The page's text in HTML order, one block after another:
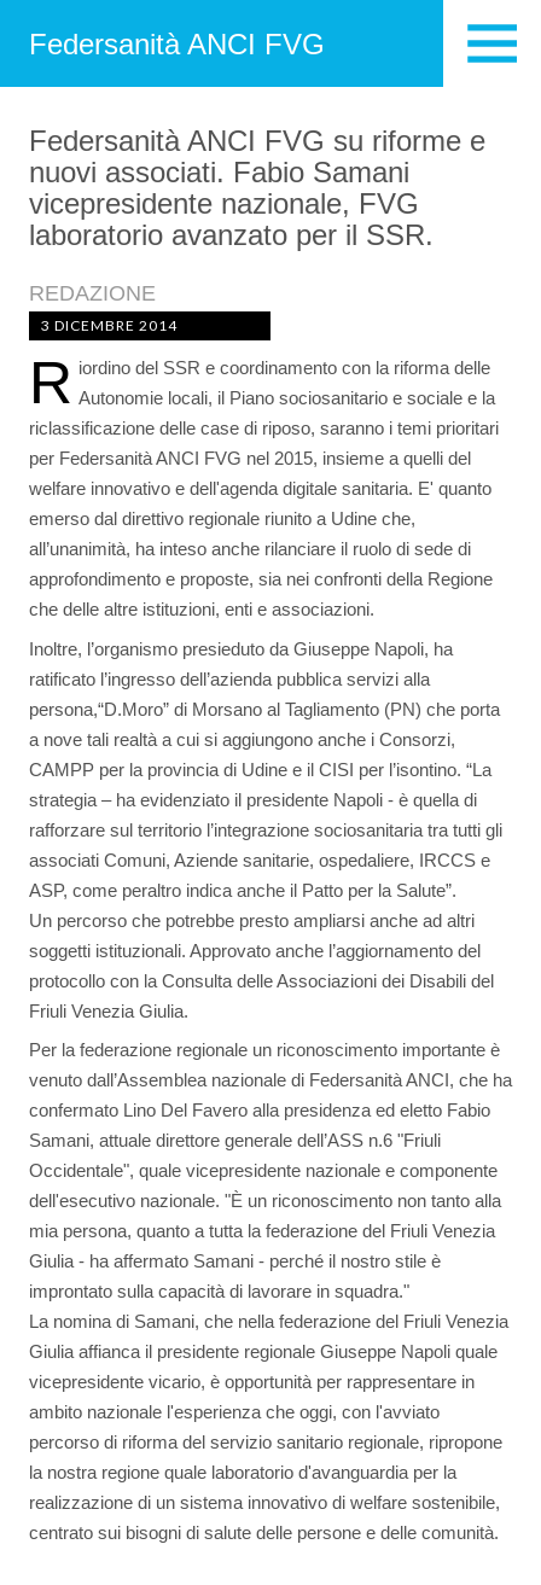
Federsanità ANCI FVG
Federsanità ANCI FVG su riforme e
nuovi associati. Fabio Samani
vicepresidente nazionale, FVG
laboratorio avanzato per il SSR.
REDAZIONE
3 DICEMBRE 2014
R iordino del SSR e coordinamento con la riforma delle
Autonomie locali, il Piano sociosanitario e sociale e la
riclassificazione delle case di riposo, saranno i temi prioritari
per Federsanità ANCI FVG nel 2015, insieme a quelli del
welfare innovativo e dell'agenda digitale sanitaria. E' quanto
emerso dal direttivo regionale riunito a Udine che,
all’unanimità, ha inteso anche rilanciare il ruolo di sede di
approfondimento e proposte, sia nei confronti della Regione
che delle altre istituzioni, enti e associazioni.
Inoltre, l’organismo presieduto da Giuseppe Napoli, ha
ratificato l’ingresso dell’azienda pubblica servizi alla
persona,“D.Moro” di Morsano al Tagliamento (PN) che porta
a nove tali realtà a cui si aggiungono anche i Consorzi,
CAMPP per la provincia di Udine e il CISI per l’isontino. “La
strategia – ha evidenziato il presidente Napoli - è quella di
rafforzare sul territorio l’integrazione sociosanitaria tra tutti gli
associati Comuni, Aziende sanitarie, ospedaliere, IRCCS e
ASP, come peraltro indica anche il Patto per la Salute”.
Un percorso che potrebbe presto ampliarsi anche ad altri
soggetti istituzionali. Approvato anche l’aggiornamento del
protocollo con la Consulta delle Associazioni dei Disabili del
Friuli Venezia Giulia.
Per la federazione regionale un riconoscimento importante è
venuto dall’Assemblea nazionale di Federsanità ANCI, che ha
confermato Lino Del Favero alla presidenza ed eletto Fabio
Samani, attuale direttore generale dell’ASS n.6 "Friuli
Occidentale", quale vicepresidente nazionale e componente
dell'esecutivo nazionale. "È un riconoscimento non tanto alla
mia persona, quanto a tutta la federazione del Friuli Venezia
Giulia - ha affermato Samani - perché il nostro stile è
improntato sulla capacità di lavorare in squadra."
La nomina di Samani, che nella federazione del Friuli Venezia
Giulia affianca il presidente regionale Giuseppe Napoli quale
vicepresidente vicario, è opportunità per rappresentare in
ambito nazionale l'esperienza che oggi, con l'avviato
percorso di riforma del servizio sanitario regionale, ripropone
la nostra regione quale laboratorio d'avanguardia per la
realizzazione di un sistema innovativo di welfare sostenibile,
centrato sui bisogni di salute delle persone e delle comunità.